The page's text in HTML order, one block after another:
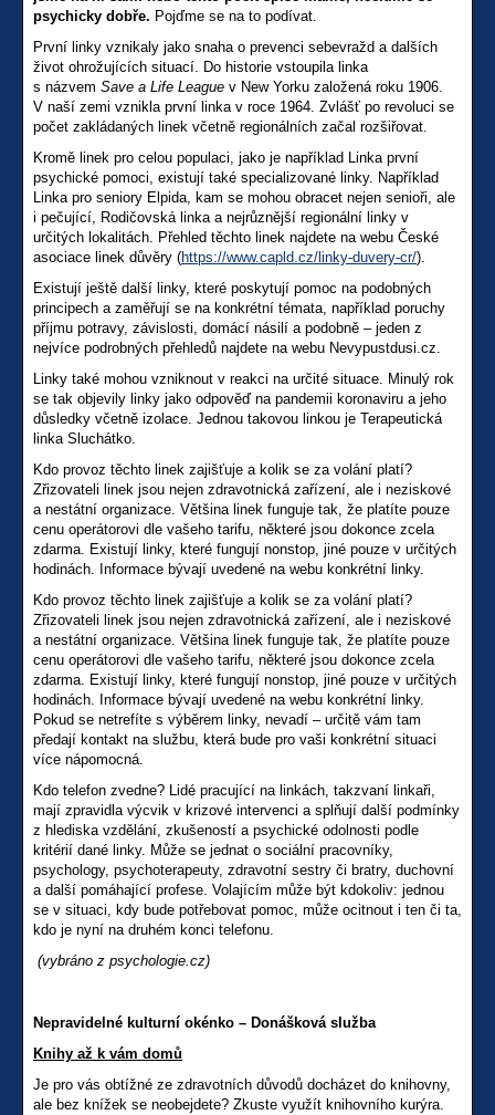
psychicky dobře. Pojďme se na to podívat.
První linky vznikaly jako snaha o prevenci sebevražd a dalších
život ohrožujících situací. Do historie vstoupila linka
s názvem Save a Life League v New Yorku založená roku 1906.
V naší zemi vznikla první linka v roce 1964. Zvlášť po revoluci se
počet zakládaných linek včetně regionálních začal rozšiřovat.
Kromě linek pro celou populaci, jako je například Linka první
psychické pomoci, existují také specializované linky. Například
Linka pro seniory Elpida, kam se mohou obracet nejen senioři, ale
i pečující, Rodičovská linka a nejrůznější regionální linky v
určitých lokalitách. Přehled těchto linek najdete na webu České
asociace linek důvěry (https://www.capld.cz/linky-duvery-cr/).
Existují ještě další linky, které poskytují pomoc na podobných
principech a zaměřují se na konkrétní témata, například poruchy
příjmu potravy, závislosti, domácí násilí a podobně – jeden z
nejvíce podrobných přehledů najdete na webu Nevypustdusi.cz.
Linky také mohou vzniknout v reakci na určité situace. Minulý rok
se tak objevily linky jako odpověď na pandemii koronaviru a jeho
důsledky včetně izolace. Jednou takovou linkou je Terapeutická
linka Sluchátko.
Kdo provoz těchto linek zajišťuje a kolik se za volání platí?
Zřizovateli linek jsou nejen zdravotnická zařízení, ale i neziskové
a nestátní organizace. Většina linek funguje tak, že platíte pouze
cenu operátorovi dle vašeho tarifu, některé jsou dokonce zcela
zdarma. Existují linky, které fungují nonstop, jiné pouze v určitých
hodinách. Informace bývají uvedené na webu konkrétní linky.
Kdo provoz těchto linek zajišťuje a kolik se za volání platí?
Zřizovateli linek jsou nejen zdravotnická zařízení, ale i neziskové
a nestátní organizace. Většina linek funguje tak, že platíte pouze
cenu operátorovi dle vašeho tarifu, některé jsou dokonce zcela
zdarma. Existují linky, které fungují nonstop, jiné pouze v určitých
hodinách. Informace bývají uvedené na webu konkrétní linky.
Pokud se netrefíte s výběrem linky, nevadí – určitě vám tam
předají kontakt na službu, která bude pro vaši konkrétní situaci
více nápomocná.
Kdo telefon zvedne? Lidé pracující na linkách, takzvaní linkaři,
mají zpravidla výcvik v krizové intervenci a splňují další podmínky
z hlediska vzdělání, zkušeností a psychické odolnosti podle
kritérií dané linky. Může se jednat o sociální pracovníky,
psychology, psychoterapeuty, zdravotní sestry či bratry, duchovní
a další pomáhající profese. Volajícím může být kdokoliv: jednou
se v situaci, kdy bude potřebovat pomoc, může ocitnout i ten či ta,
kdo je nyní na druhém konci telefonu.
(vybráno z psychologie.cz)
Nepravidelné kulturní okénko – Donášková služba
Knihy až k vám domů
Je pro vás obtížné ze zdravotních důvodů docházet do knihovny,
ale bez knížek se neobejdete? Zkuste využít knihovního kurýra.